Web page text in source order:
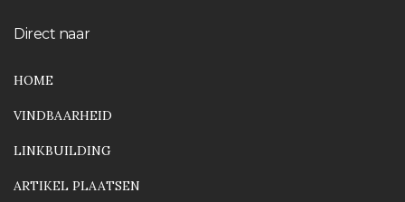
Direct naar
HOME
VINDBAARHEID
LINKBUILDING
ARTIKEL PLAATSEN